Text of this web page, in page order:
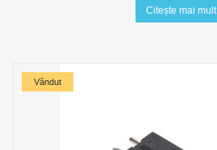
Citește mai mult
Vândut